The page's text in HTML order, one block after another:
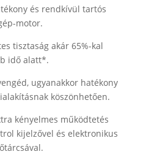
és rendkívül tartós
motor.
tisztaság akár 65%-kal
idő alatt*.
ugyanakkor hatékony
köszönhetően.
kényelmes működtetés
kijelzővel és elektronikus